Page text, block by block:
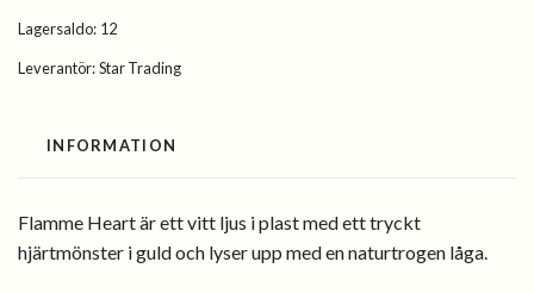
Lagersaldo: 12
Leverantör:Star Trading
INFORMATION
Flamme Heart är ett vitt ljus i plast med ett tryckt
hjärtmönster i guld och lyser upp med en naturtrogen låga.